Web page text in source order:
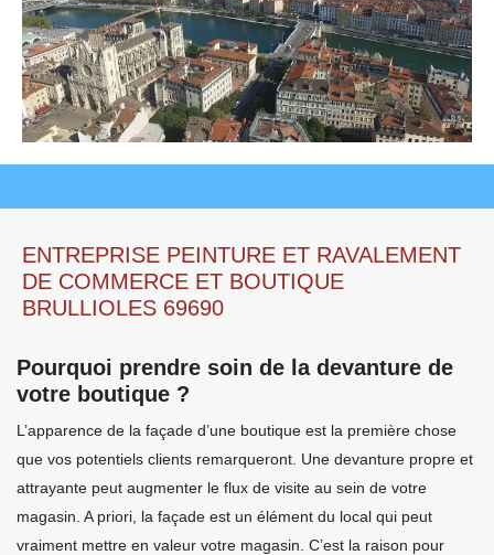
ENTREPRISE PEINTURE ET RAVALEMENT
DE COMMERCE ET BOUTIQUE
BRULLIOLES 69690
Pourquoi prendre soin de la devanture de
votre boutique ?
L’apparence de la façade d’une boutique est la première chose
que vos potentiels clients remarqueront. Une devanture propre et
attrayante peut augmenter le flux de visite au sein de votre
magasin. A priori, la façade est un élément du local qui peut
vraiment mettre en valeur votre magasin. C’est la raison pour